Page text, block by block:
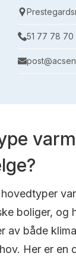
51 77 78 70
boliger, og
av både
Her er en